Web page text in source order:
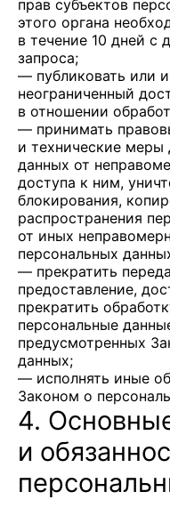
прав субъектов
этого органа
в течение 10 дней с
запроса;
— публиковать или
неограниченный
в отношении
— принимать
и технические
данных от
доступа к ним,
блокирования,
распространения
от иных
персональных
— прекратить
предоставление,
прекратить
персональные
предусмотренных
данных;
— исполнять иные
Законом о
4.
и